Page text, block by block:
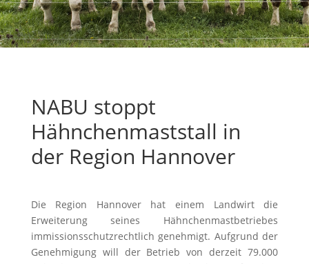
NABU stoppt
Hähnchenmaststall in
der Region Hannover
Die Region Hannover hat einem Landwirt die
Erweiterung seines Hähnchenmastbetriebes
immissionsschutzrechtlich genehmigt. Aufgrund der
Genehmigung will der Betrieb von derzeit 79.000